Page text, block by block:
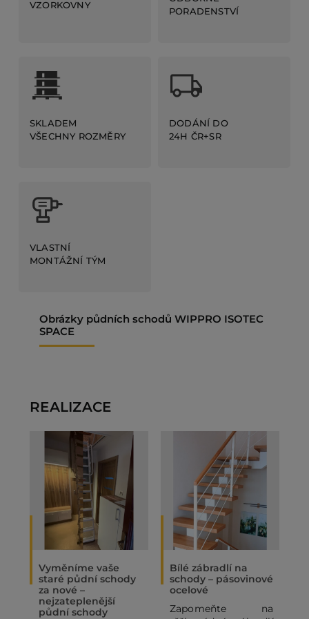
VZORKOVNY
PORADENSTVÍ
SKLADEM
VŠECHNY ROZMĚRY
DODÁNÍ DO
24H ČR+SR
VLASTNÍ
MONTÁŽNÍ TÝM
Obrázky půdních schodů WIPPRO ISOTEC
SPACE
REALIZACE
Vyměníme vaše
staré půdní schody
za nové –
nejzateplenější
půdní schody
Bílé zábradlí na
schody – pásovinové
ocelové
Zapomeňte na